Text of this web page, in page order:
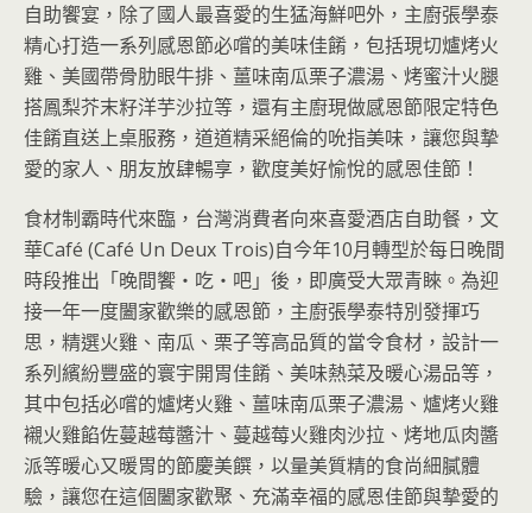
自助饗宴，除了國人最喜愛的生猛海鮮吧外，主廚張學泰
精心打造一系列感恩節必嚐的美味佳餚，包括現切爐烤火
雞、美國帶骨肋眼牛排、薑味南瓜栗子濃湯、烤蜜汁火腿
搭鳳梨芥末籽洋芋沙拉等，還有主廚現做感恩節限定特色
佳餚直送上桌服務，道道精采絕倫的吮指美味，讓您與摯
愛的家人、朋友放肆暢享，歡度美好愉悅的感恩佳節！
食材制霸時代來臨，台灣消費者向來喜愛酒店自助餐，文
華Café (Café Un Deux Trois)自今年10月轉型於每日晚間
時段推出「晚間饗‧吃‧吧」後，即廣受大眾青睞。為迎
接一年一度闔家歡樂的感恩節，主廚張學泰特別發揮巧
思，精選火雞、南瓜、栗子等高品質的當令食材，設計一
系列繽紛豐盛的寰宇開胃佳餚、美味熱菜及暖心湯品等，
其中包括必嚐的爐烤火雞、薑味南瓜栗子濃湯、爐烤火雞
襯火雞餡佐蔓越莓醬汁、蔓越莓火雞肉沙拉、烤地瓜肉醬
派等暖心又暖胃的節慶美饌，以量美質精的食尚細膩體
驗，讓您在這個闔家歡聚、充滿幸福的感恩佳節與摯愛的